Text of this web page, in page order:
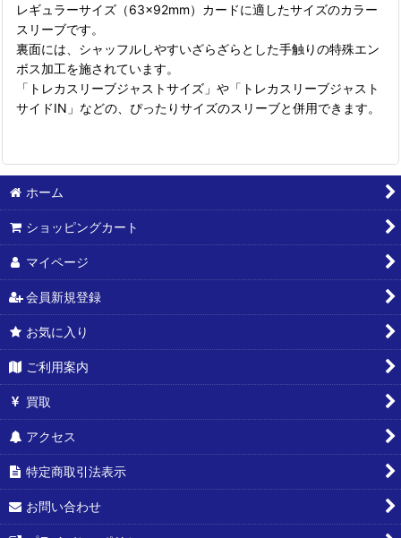
レギュラーサイズ（63×92mm）カードに適したサイズのカラー
スリーブです。
裏面には、シャッフルしやすいざらざらとした手触りの特殊エン
ボス加工を施されています。
「トレカスリーブジャストサイズ」や「トレカスリーブジャスト
サイドIN」などの、ぴったりサイズのスリーブと併用できます。
ホーム
ショッピングカート
マイページ
会員新規登録
お気に入り
ご利用案内
買取
アクセス
特定商取引法表示
お問い合わせ